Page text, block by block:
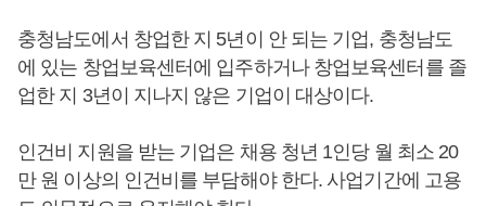
충청남도에서 창업한 지 5년이 안 되는 기업, 충청남도
에 있는 창업보육센터에 입주하거나 창업보육센터를 졸
업한 지 3년이 지나지 않은 기업이 대상이다.
인건비 지원을 받는 기업은 채용 청년 1인당 월 최소 20
만 원 이상의 인건비를 부담해야 한다. 사업기간에 고용